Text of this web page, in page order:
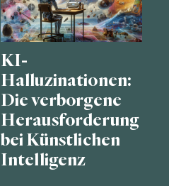
KI-
Halluzinationen:
Die verborgene
Herausforderung
bei Künstlichen
Intelligenz